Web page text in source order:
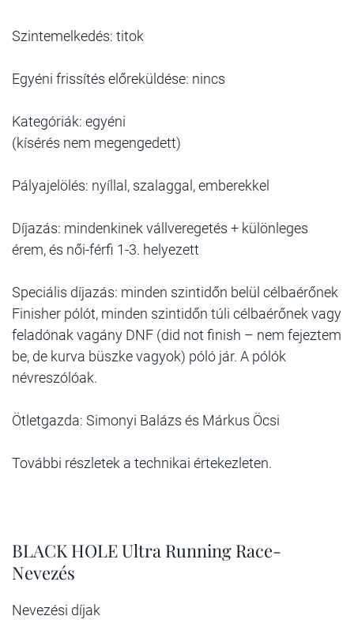
Szintemelkedés: titok
Egyéni frissítés előreküldése: nincs
Kategóriák: egyéni
(kísérés nem megengedett)
Pályajelölés: nyíllal, szalaggal, emberekkel
Díjazás: mindenkinek vállveregetés + különleges
érem, és női-férfi 1-3. helyezett
Speciális díjazás: minden szintidőn belül célbaérőnek
Finisher pólót, minden szintidőn túli célbaérőnek vagy
feladónak vagány DNF (did not finish – nem fejeztem
be, de kurva büszke vagyok) póló jár. A pólók
névreszólóak.
Ötletgazda: Simonyi Balázs és Márkus Öcsi
További részletek a technikai értekezleten.
BLACK HOLE Ultra Running Race-
Nevezés
Nevezési díjak